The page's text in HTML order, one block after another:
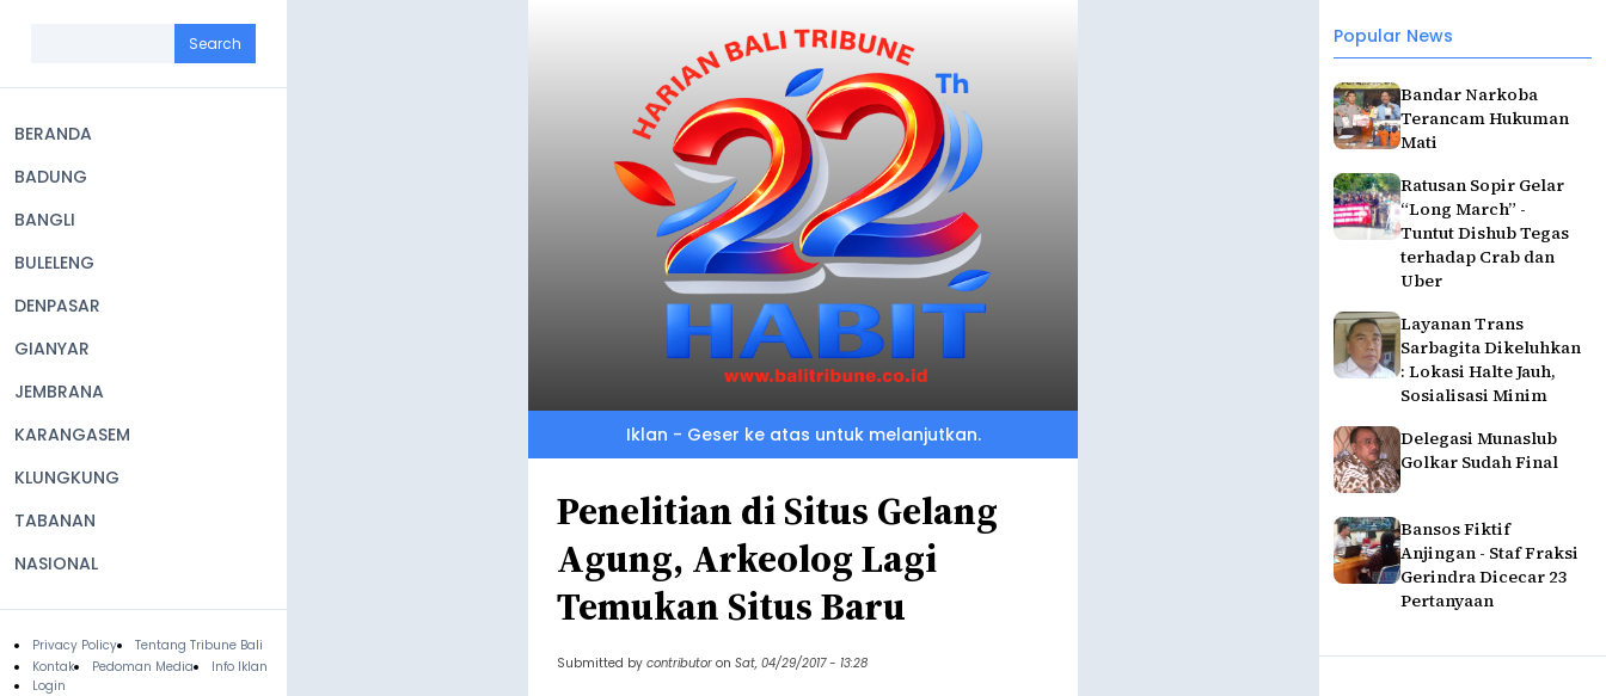
navigation
BERANDA
BADUNG
BANGLI
BULELENG
DENPASAR
GIANYAR
JEMBRANA
KARANGASEM
KLUNGKUNG
TABANAN
NASIONAL
Footer
Privacy Policy
Tentang Tribune Bali
Kontak
Pedoman Media
Info Iklan
Login
Popular News
Bandar Narkoba
Terancam Hukuman
Mati
Ratusan Sopir Gelar
“Long March” -
Tuntut Dishub Tegas
terhadap Crab dan
Uber
Layanan Trans
Sarbagita Dikeluhkan
: Lokasi Halte Jauh,
Sosialisasi Minim
Delegasi Munaslub
Golkar Sudah Final
Bansos Fiktif
Anjingan - Staf Fraksi
Gerindra Dicecar 23
Pertanyaan
Iklan - Geser ke atas untuk melanjutkan.
Penelitian di Situs Gelang
Agung, Arkeolog Lagi
Temukan Situs Baru
Submitted by contributor on Sat, 04/29/2017 - 13:28